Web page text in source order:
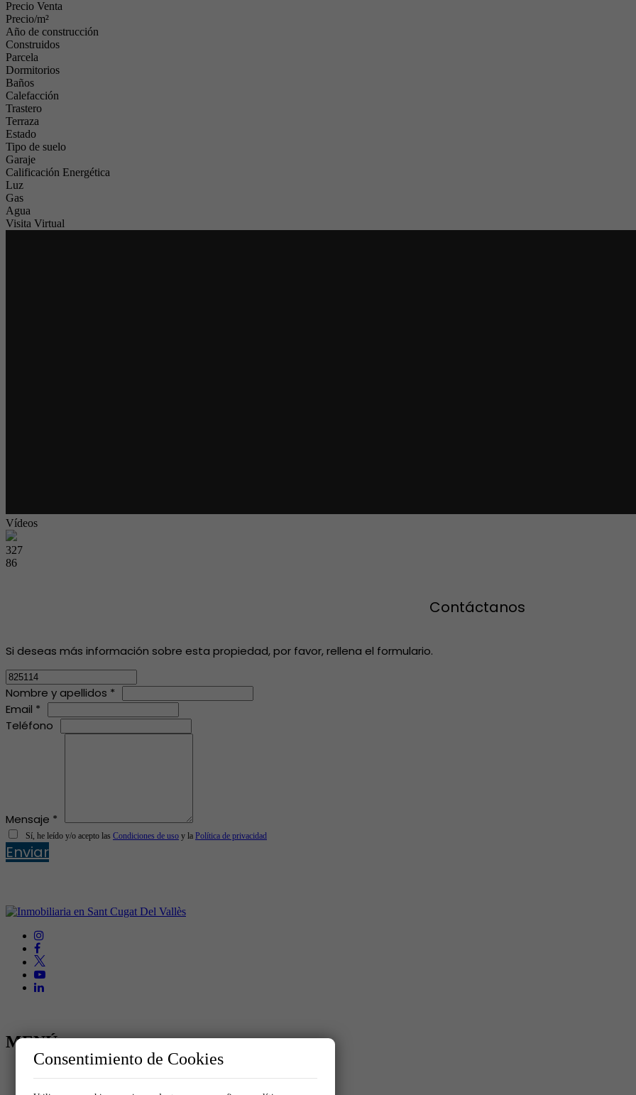
Precio Venta
Precio/m²
Año de construcción
Construidos
Parcela
Dormitorios
Baños
Calefacción
Trastero
Terraza
Estado
Tipo de suelo
Garaje
Calificación Energética
Luz
Gas
Agua
Visita Virtual
Vídeos
327
86
Contáctanos
Si deseas más información sobre esta propiedad, por favor, rellena el formulario.
Nombre y apellidos *
Email *
Teléfono
Mensaje *
Sí, he leído y/o acepto las Condiciones de uso y la Política de privacidad
Enviar
MENÚ
Consentimiento de Cookies